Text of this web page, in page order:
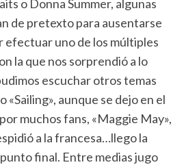
o Donna Summer, algunas
de pretexto para ausentarse
efectuar uno de los múltiples
la que nos sorprendió a lo
escuchar otros temas
«Sailing», aunque se dejo en el
muchos fans, «Maggie May»,
a la francesa…llego la
final. Entre medias jugo